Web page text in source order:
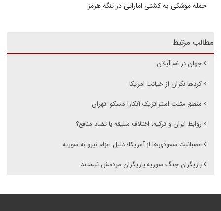
حمله موشکی به کشتی اماراتی در تنگه هرمز
مطالب مرتبط
جهان در غم آیلان
کردها نگران از خیانت امریکا
منطق مثلث استراتژیک آنکارا-مسکو- تهران
روابط ایران و ترکیه؛ اختلاف سلیقه یا تضاد منافع؟
عصبانیت سعودی‌ها از آمریکا؛ دلیل اعزام نیرو به سوریه
بازیگران جنگ سوریه یاریگران مردمش نیستند